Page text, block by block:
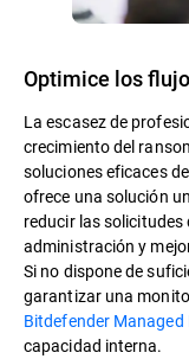
Optimice los
La escasez de
crecimiento del
soluciones eficaces
ofrece una solución
reducir las
administración y
Si no dispone de
garantizar una
Bitdefender
capacidad interna.